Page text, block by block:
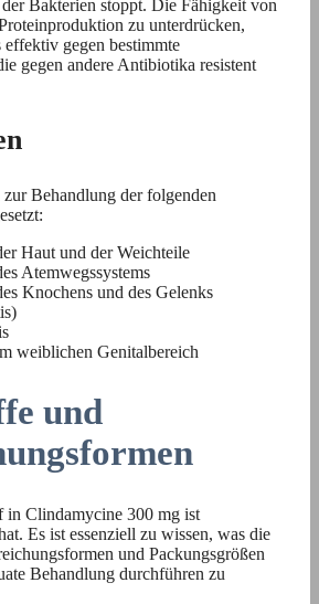
Bakterien stoppt. Die Fähigkeit von
zu unterdrücken,
effektiv gegen bestimmte
gegen andere Antibiotika resistent
Behandlung der folgenden
Haut und der Weichteile
Atemwegssystems
Knochens und des Gelenks
weiblichen Genitalbereich
und
Clindamycine 300 mg ist
Es ist essenziell zu wissen, was die
und Packungsgrößen
Behandlung durchführen zu